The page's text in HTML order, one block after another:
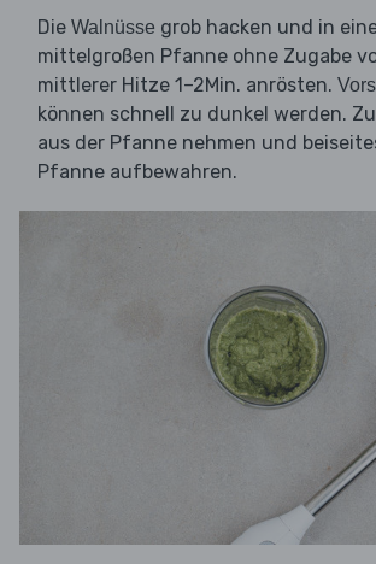
Die Walnüsse grob hacken und in
mittelgroßen Pfanne ohne Zugabe
mittlerer Hitze 1–2Min. anrösten.
können schnell zu dunkel werden.
aus der Pfanne nehmen und
Pfanne aufbewahren.